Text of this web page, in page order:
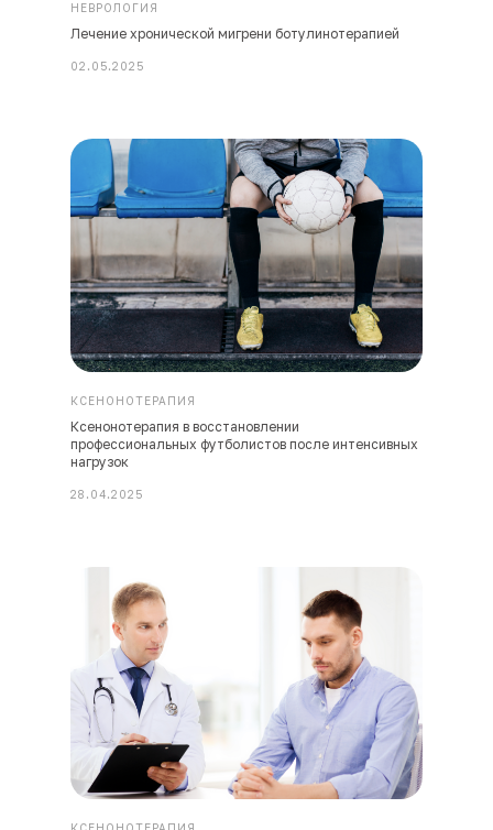
НЕВРОЛОГИЯ
Лечение хронической мигрени ботулинотерапией
02.05.2025
КСЕНОНОТЕРАПИЯ
Ксенонотерапия в восстановлении
профессиональных футболистов после интенсивных
нагрузок
28.04.2025